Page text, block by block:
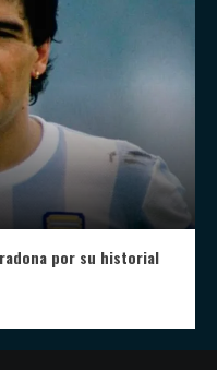
por su historial